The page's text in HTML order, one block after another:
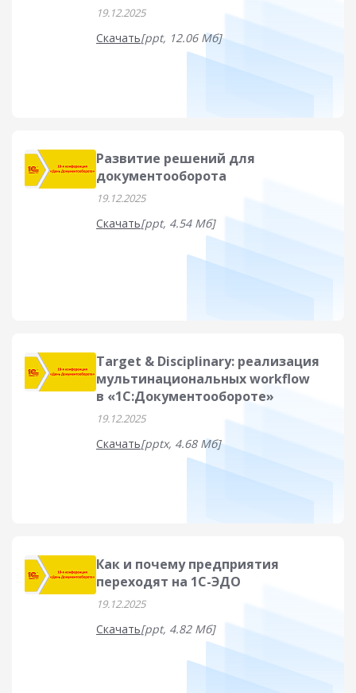
19.12.2025
Скачать[ppt, 12.06 Мб]
Развитие решений для
документооборота
19.12.2025
Скачать[ppt, 4.54 Мб]
Target & Disciplinary: реализация
мультинациональных workflow
в «1С:Документообороте»
19.12.2025
Скачать[pptx, 4.68 Мб]
Как и почему предприятия
переходят на 1С-ЭДО
19.12.2025
Скачать[ppt, 4.82 Мб]